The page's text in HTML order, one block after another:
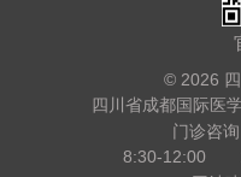
© 2026
四川省成都国际医
门诊咨询
8:30-12:00